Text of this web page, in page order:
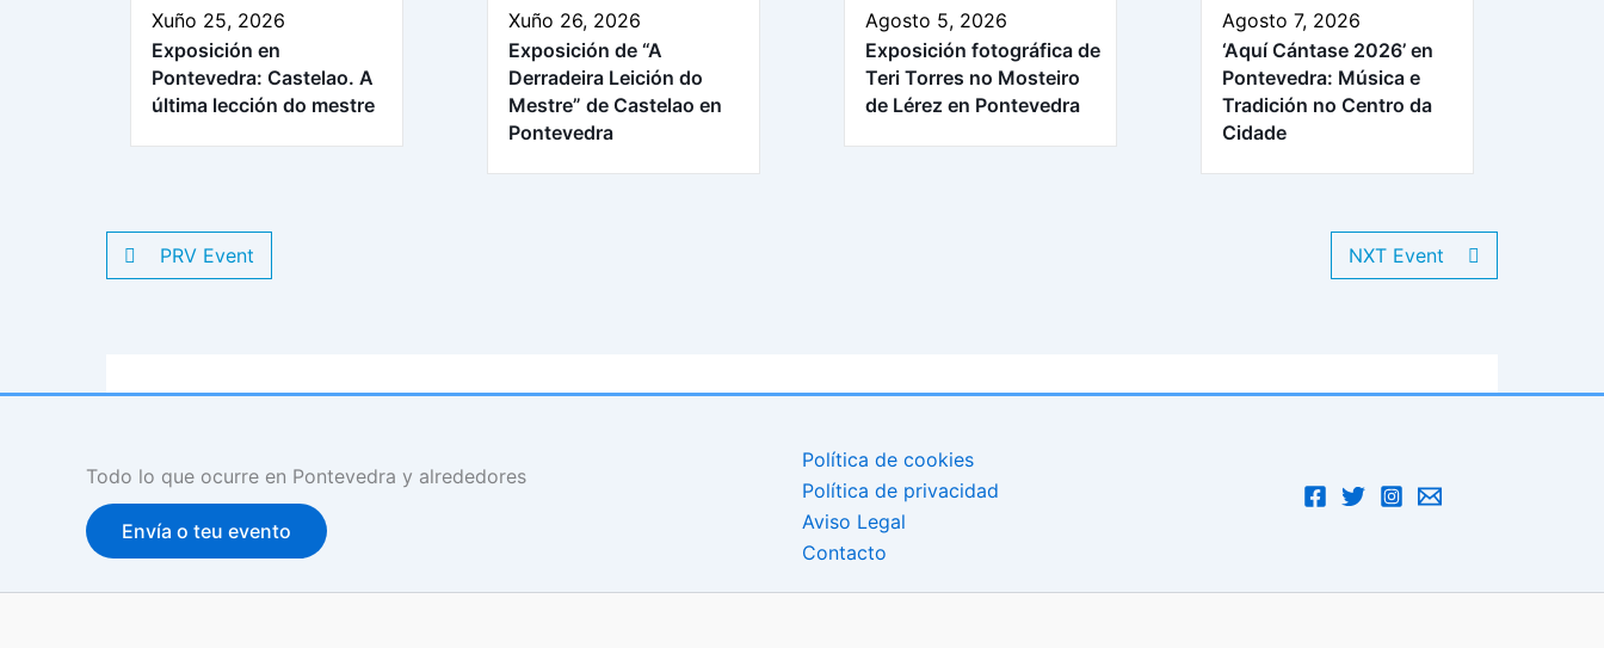
Xuño 25, 2026
Exposición en
Pontevedra: Castelao. A
última lección do mestre
Xuño 26, 2026
Exposición de “A
Derradeira Leición do
Mestre” de Castelao en
Pontevedra
Agosto 5, 2026
Exposición fotográfica de
Teri Torres no Mosteiro
de Lérez en Pontevedra
Agosto 7, 2026
‘Aquí Cántase 2026’ en
Pontevedra: Música e
Tradición no Centro da
Cidade
PRV Event NXT Event
Todo lo que ocurre en Pontevedra y alrededores
Envía o teu evento
Política de cookies
Política de privacidad
Aviso Legal
Contacto